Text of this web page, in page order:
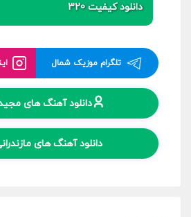
دانلود کیفیت 320
تلگرام موزیک شمال
دانلود آهنگ های
دانلود آهنگ های